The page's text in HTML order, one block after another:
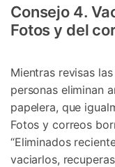
Consejo 4.
Fotos y del
Mientras revisas
personas eliminan
papelera, que
Fotos y correos
“Eliminados
vaciarlos,